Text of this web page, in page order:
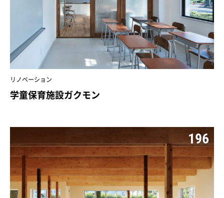
リノベーション
学童保育施設ガクモン
196